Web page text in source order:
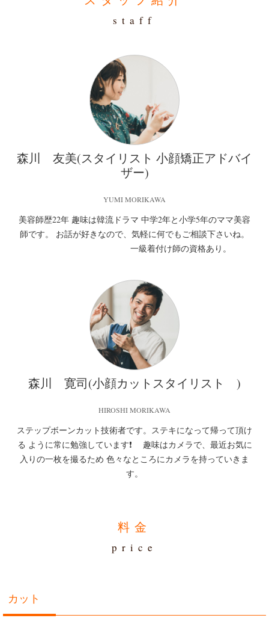
staff
森川 友美(スタイリスト 小顔矯正アドバイ
ザー)
YUMI MORIKAWA
美容師歴22年 趣味は韓流ドラマ 中学2年と小学5年のママ美容
師です。 お話が好きなので、気軽に何でもご相談下さいね。
一級着付け師の資格あり。
森川 寛司(小顔カットスタイリスト )
HIROSHI MORIKAWA
ステップボーンカット技術者です。ステキになって帰って頂け
る ように常に勉強しています❗ 趣味はカメラで、最近お気に
入りの一枚を撮るため 色々なところにカメラを持っていきま
す。
料金
price
カット